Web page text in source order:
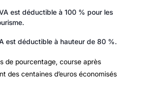
est déductible à 100 % pour les
est déductible à hauteur de 80 %.
de pourcentage, course après
des centaines d’euros économisés